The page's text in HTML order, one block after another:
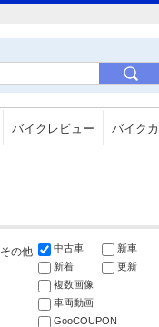
バイクレビュー バイク
その他 中古車 新車
新着
更新
複数画像
車両動画
GooCOUPON